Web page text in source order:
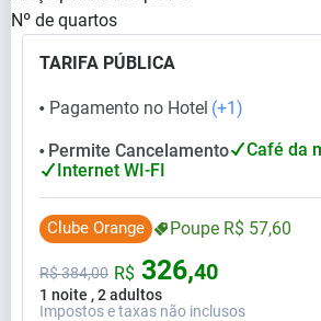
Nº de quartos
TARIFA PÚBLICA
⬤ Pagamento no Hotel (+1)
⬤ Permite Cancelamento
Café da
Internet WI-FI
Clube Orange Poupe R$ 57,60
1 noite , 2 adultos
R$384,00 R$ 326,40
Impostos e taxas não inclusos